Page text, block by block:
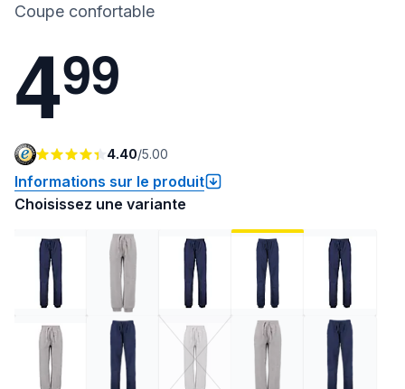
Coupe confortable
499
4.40/5.00
Informations sur le produit
Choisissez une variante